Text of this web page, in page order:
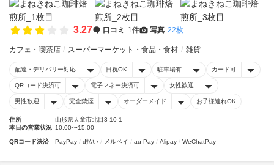
3.27 口コミ 1件 写真 22枚
カフェ・喫茶店 スーパーマーケット・食品・食材 雑貨
配達・デリバリー対応 日祝OK 駐車場有 カード可
QRコード決済可 電子マネー決済可 女性歓迎
男性歓迎 完全禁煙 オーダーメイド お子様連れOK
住所
山形県天童市北目3-10-1
本日の営業状況 10:00〜15:00
QRコード決済 PayPay d払い メルペイ au Pay Alipay WeChatPay